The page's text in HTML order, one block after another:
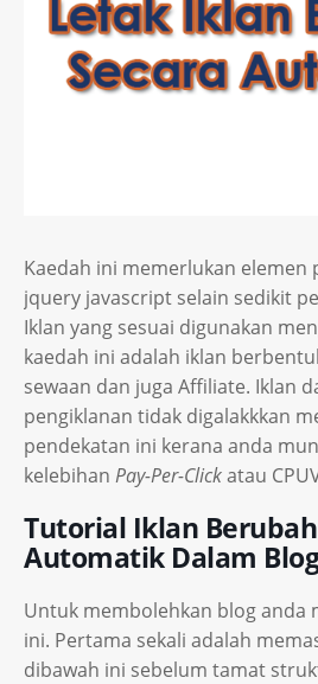
Kaedah ini memerlukan elemen
jquery javascript selain sedikit
Iklan yang sesuai digunakan
kaedah ini adalah iklan
sewaan dan juga Affiliate. Iklan
pengiklanan tidak digalakkkan
pendekatan ini kerana anda
kelebihan Pay-Per-Clickatau
Tutorial Iklan
Automatik Dalam Blog
Untuk membolehkan blog anda
ini. Pertama sekali adalah
dibawah ini sebelum tamat